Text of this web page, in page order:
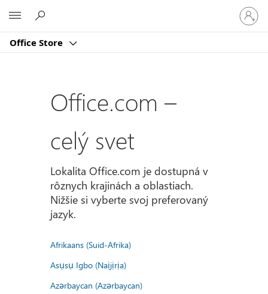
Office Store
sa
k
kontu
Office.com –
celý svet
Lokalita Office.com je dostupná v
rôznych krajinách a oblastiach.
Nižšie si vyberte svoj preferovaný
jazyk.
Afrikaans (Suid-Afrika)
Asụsụ Igbo (Naịjịrịa)
Azərbaycan (Azərbaycan)